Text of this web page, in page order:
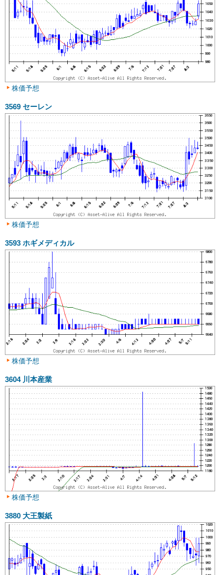
株価予想
3569 セーレン
株価予想
3593 ホギメディカル
株価予想
3604 川本産業
株価予想
3880 大王製紙